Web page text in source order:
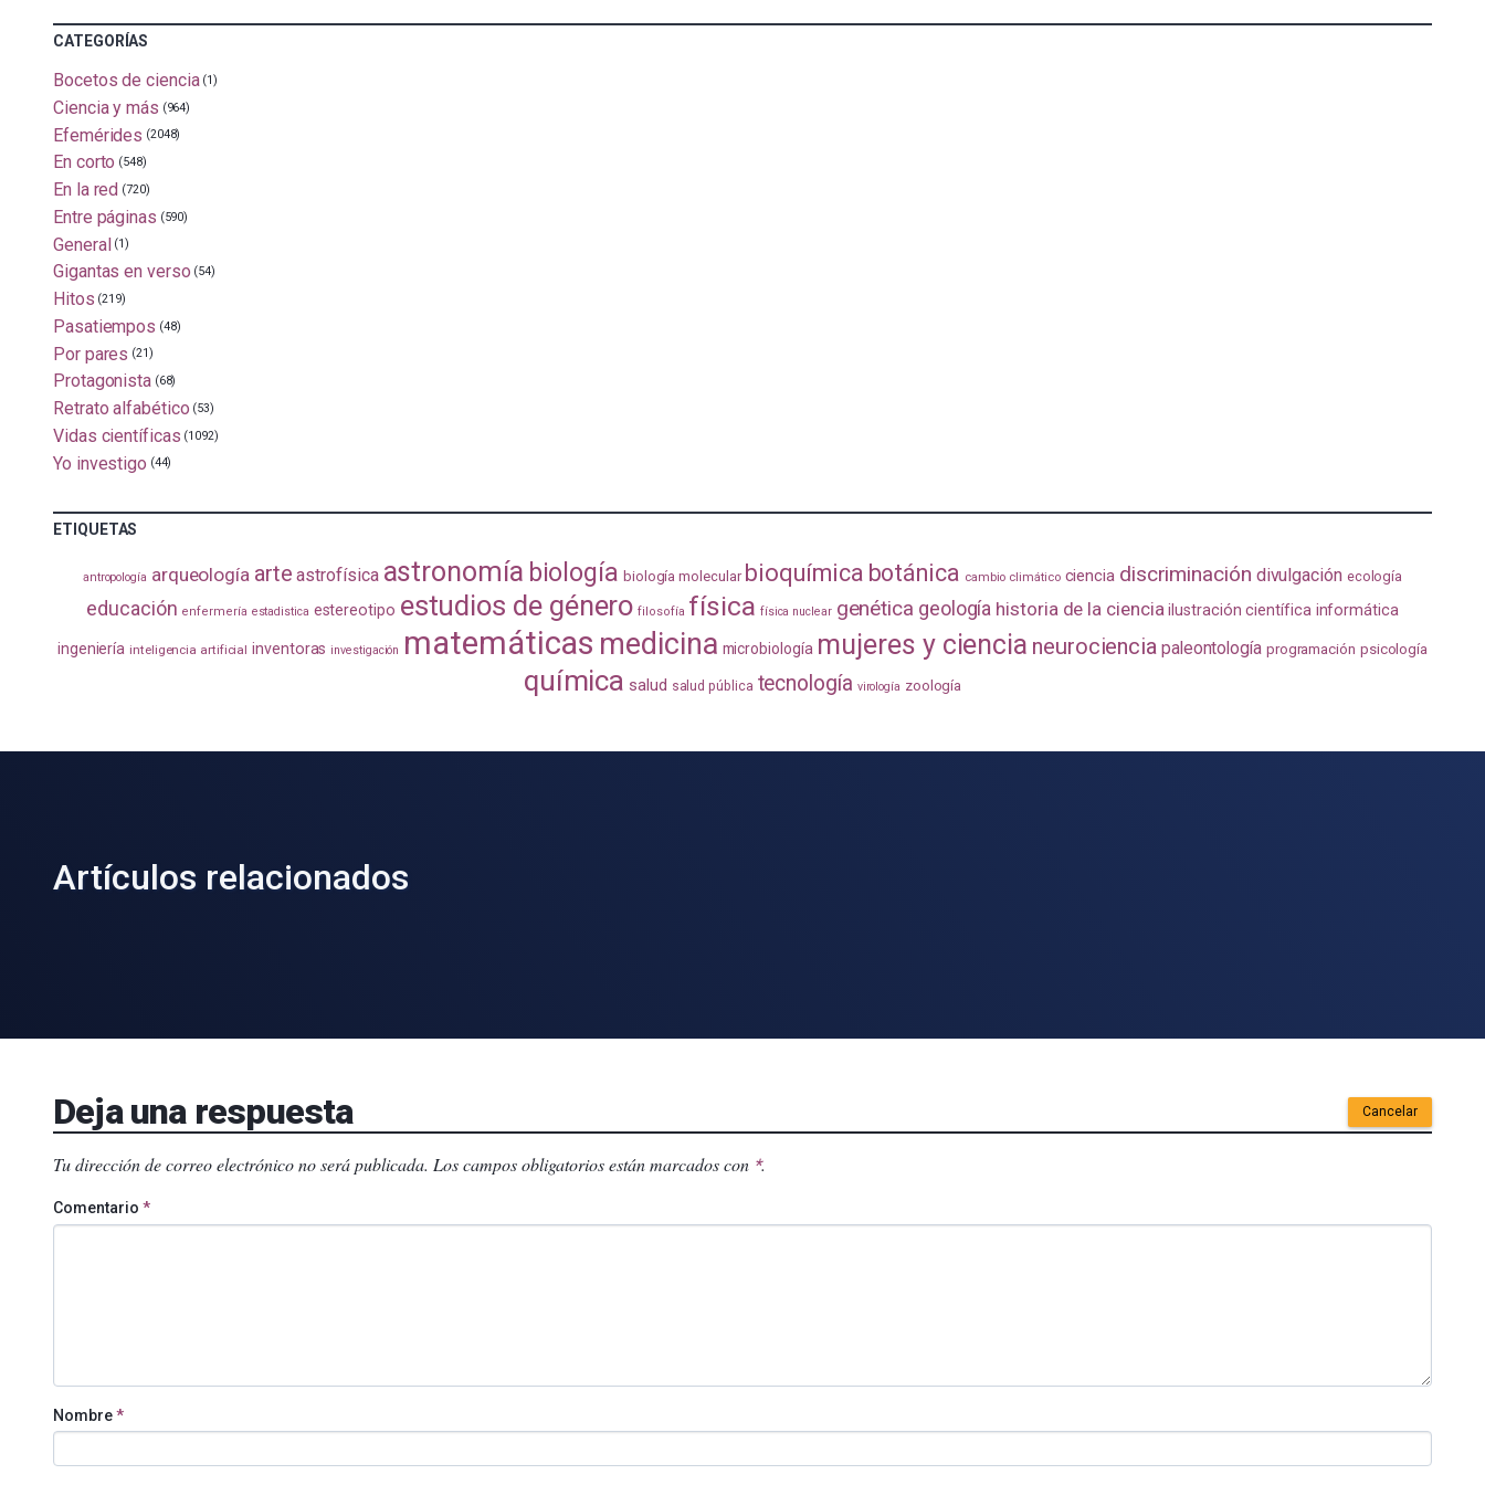
CATEGORÍAS
Bocetos de ciencia (1)
Ciencia y más (964)
Efemérides (2048)
En corto (548)
En la red (720)
Entre páginas (590)
General (1)
Gigantas en verso (54)
Hitos (219)
Pasatiempos (48)
Por pares (21)
Protagonista (68)
Retrato alfabético (53)
Vidas científicas (1092)
Yo investigo (44)
ETIQUETAS
antropología arqueología arte astrofísica astronomía biología biología molecular bioquímica botánica cambio climático ciencia discriminación divulgación ecología
educación enfermería estadistica estereotipo estudios de género filosofía física física nuclear genética geología historia de la ciencia ilustración científica informática
ingeniería inteligencia artificial inventoras investigación matemáticas medicina microbiología mujeres y ciencia neurociencia paleontología programación psicología
química salud salud pública tecnología virología zoología
Artículos relacionados
Deja una respuesta Cancelar
Tu dirección de correo electrónico no será publicada. Los campos obligatorios están marcados con *.
Comentario *
Nombre*